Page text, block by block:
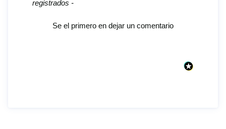
registrados -
Se el primero en dejar un comentario